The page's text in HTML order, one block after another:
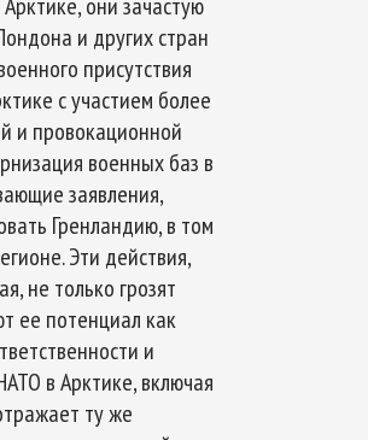
и других стран
присутствия
с участием более
и провокационной
военных баз в
заявления,
Гренландию, в том
Эти действия,
не только грозят
ее потенциал как
и
в Арктике, включая
ту же